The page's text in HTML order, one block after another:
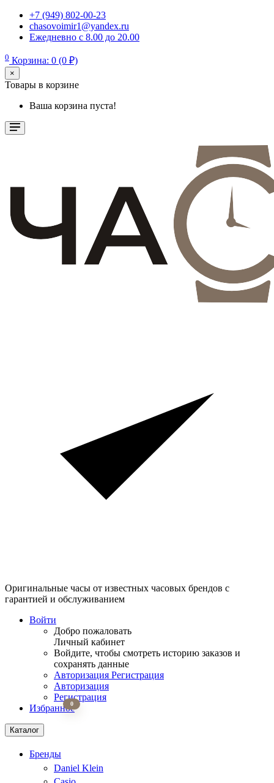
+7 (949) 802-00-23
chasovoimir1@yandex.ru
Ежедневно с 8.00 до 20.00
0 Корзина: 0 (0 ₽)
×
Товары в корзине
Ваша корзина пуста!
Оригинальные часы от известных часовых брендов с
гарантией и обслуживанием
Войти
Добро пожаловать
Личный кабинет
Войдите, чтобы смотреть историю заказов и
сохранять данные
Авторизация Регистрация
Авторизация
Регистрация
Избранное
0
Каталог
Бренды
Daniel Klein